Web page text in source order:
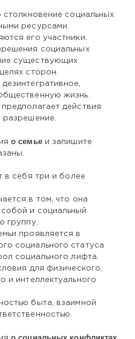
столкновение социальных
ресурсами.
его участники.
социальных
существующих
сторон.
жизнь.
действия
разрешение.
о семьеи запишите
в себя три и более
в том, что она
и социальный
группу.
проявляется в
социального статуса
социального лифта.
для физического,
и интеллектуального
быта, взаимной